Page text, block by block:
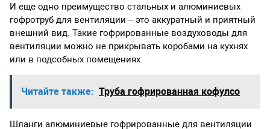
И еще одно преимущество стальных и алюминиевых
гофротруб для вентиляции – это аккуратный и приятный
внешний вид. Такие гофрированные воздуховоды для
вентиляции можно не прикрывать коробами на кухнях
или в подсобных помещениях.
Читайте также: Труба гофрированная кофулсо
Шланги алюминиевые гофрированные для вентиляции